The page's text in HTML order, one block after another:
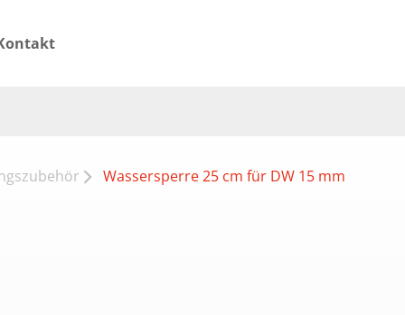
Wassersperre 25 cm für DW 15 mm